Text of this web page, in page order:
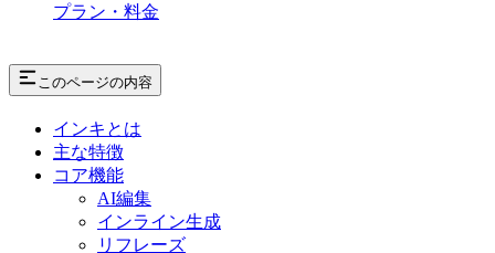
プラン・料金
このページの内容
インキとは
主な特徴
コア機能
AI編集
インライン生成
リフレーズ